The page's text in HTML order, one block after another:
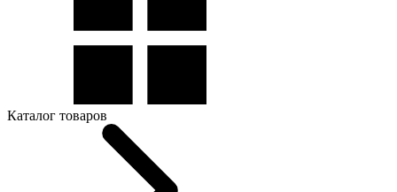
Каталог товаров